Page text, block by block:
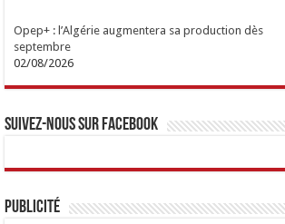
Opep+ : l’Algérie augmentera sa production dès
septembre
02/08/2026
Suivez-nous sur Facebook
Publicité